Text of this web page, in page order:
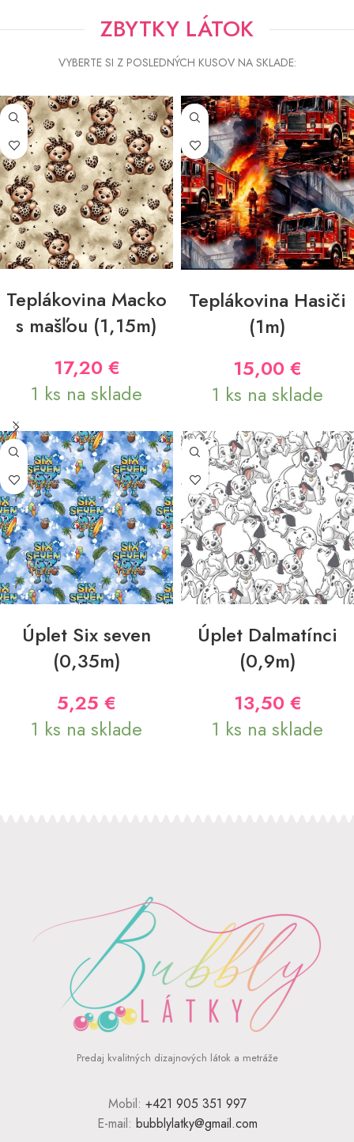
ZBYTKY LÁTOK
VYBERTE SI Z POSLEDNÝCH KUSOV NA SKLADE:
Teplákovina Macko
s mašľou (1,15m)
17,20 €
1 ks na sklade
Teplákovina Hasiči
(1m)
15,00 €
1 ks na sklade
Úplet Six seven
(0,35m)
5,25 €
1 ks na sklade
Úplet Dalmatínci
(0,9m)
13,50 €
1 ks na sklade
Predaj kvalitných dizajnových látok a metráže
Mobil: +421 905 351 997
E-mail: bubblylatky@gmail.com